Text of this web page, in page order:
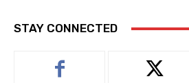
STAY CONNECTED